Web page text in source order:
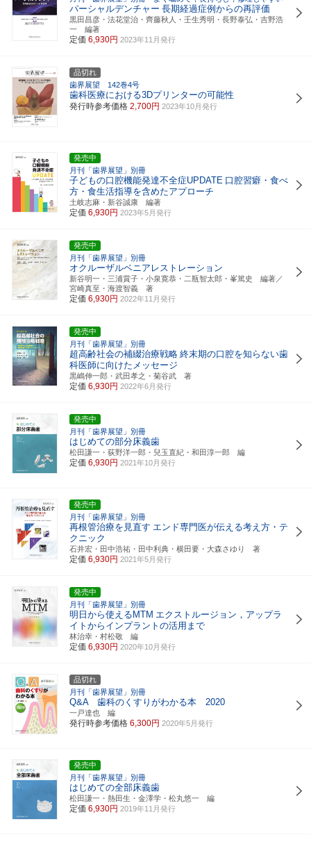
パーシャルデンチャー 長期経過症例からの再評価
黒田昌彦・法花堂治・齊藤秋人・壬生秀明・長野泰弘・吉野浩
一 編著
定価 6,930円 2023年11月発行
品切れ
歯界展望 142巻4号
歯科医療における3Dプリンターの可能性
発行時参考価格 2,700円 2023年10月発行
発売中
月刊「歯界展望」別冊
子どもの口腔機能発達不全症UPDATE 口腔習癖・食べ
方・食生活指導を含めたアプローチ
土岐志麻・新谷誠康 編著
定価 6,930円 2023年5月発行
発売中
月刊「歯界展望」別冊
オクルーザルベニアレストレーション
新谷明一・三浦賞子・小泉寛恭・二瓶智太郎・峯篤史 編著／
宮崎真至・海渡智義 著
定価 6,930円 2022年11月発行
発売中
月刊「歯界展望」別冊
超高齢社会の補綴治療戦略 終末期の口腔を知らない歯
科医師に向けたメッセージ
黒嶋伸一郎・武田孝之・菊谷武 著
定価 6,930円 2022年6月発行
発売中
月刊「歯界展望」別冊
はじめての部分床義歯
松田謙一・荻野洋一郎・兒玉直紀・和田淳一郎 編
定価 6,930円 2021年10月発行
発売中
月刊「歯界展望」別冊
再根管治療を見直す エンド専門医が伝える考え方・テ
クニック
石井宏・田中浩祐・田中利典・横田要・大森さゆり 著
定価 6,930円 2021年5月発行
発売中
月刊「歯界展望」別冊
明日から使えるMTM エクストルージョン，アップラ
イトからインプラントの活用まで
林治幸・村松敬 編
定価 6,930円 2020年10月発行
品切れ
月刊「歯界展望」別冊
Q&A 歯科のくすりがわかる本 2020
一戸達也 編
発行時参考価格 6,300円 2020年5月発行
発売中
月刊「歯界展望」別冊
はじめての全部床義歯
松田謙一・熱田生・金澤学・松丸悠一 編
定価 6,930円 2019年11月発行